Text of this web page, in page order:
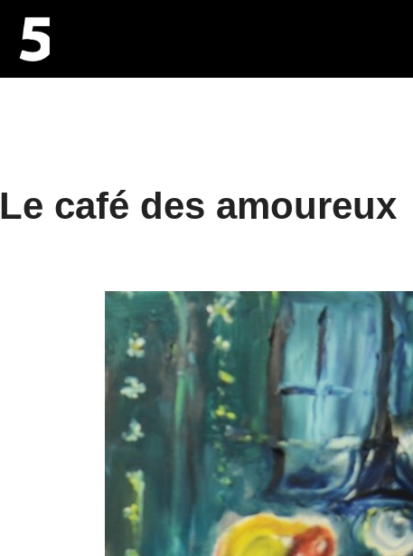
Le café des amoureux